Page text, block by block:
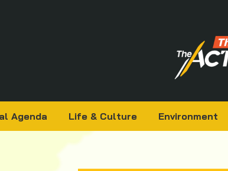
Agenda Life & Culture Environment